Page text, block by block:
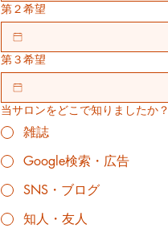
第２希望
第３希望
当サロンをどこで知りましたか？
雑誌
Google検索・広告
SNS・ブログ
知人・友人